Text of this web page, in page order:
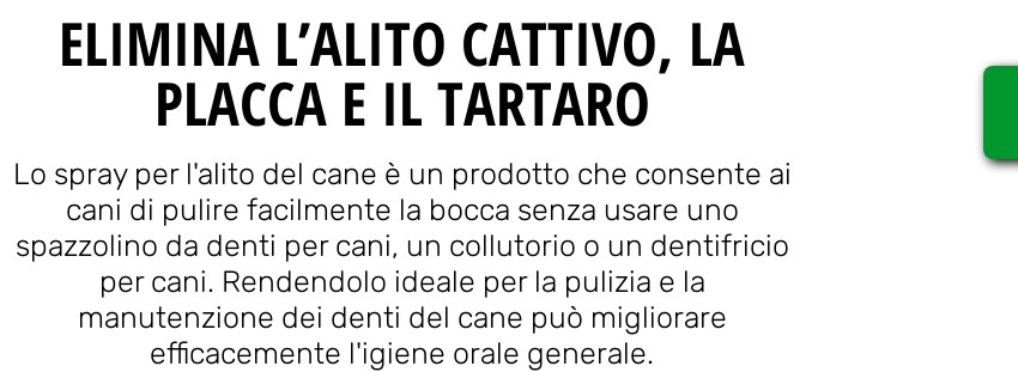
ELIMINA L’ALITO CATTIVO, LA
PLACCA E IL TARTARO
Lo spray per l'alito del cane è un prodotto che consente ai
cani di pulire facilmente la bocca senza usare uno
spazzolino da denti per cani, un collutorio o un dentifricio
per cani. Rendendolo ideale per la pulizia e la
manutenzione dei denti del cane può migliorare
efficacemente l'igiene orale generale.